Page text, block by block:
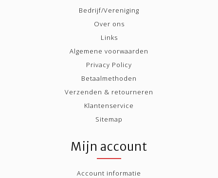
Bedrijf/Vereniging
Over ons
Links
Algemene voorwaarden
Privacy Policy
Betaalmethoden
Verzenden & retourneren
Klantenservice
Sitemap
Mijn account
Account informatie